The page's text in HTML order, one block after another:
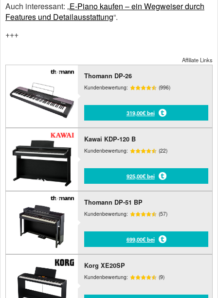
Auch interessant: „E-Piano kaufen – ein Wegweiser durch
Features und Detailausstattung“.
+++
Affiliate Links
Thomann DP-26
Kundenbewertung: (996)
319,00€ bei
Kawai KDP-120 B
Kundenbewertung: (22)
925,00€ bei
Thomann DP-51 BP
Kundenbewertung: (57)
699,00€ bei
Korg XE20SP
Kundenbewertung: (9)